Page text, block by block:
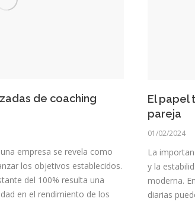
de coaching
empresa se revela como
los objetivos establecidos.
del 100% resulta una
en el rendimiento de los
El papel
pareja
01/02/2024
La
y la
moderna.
diarias